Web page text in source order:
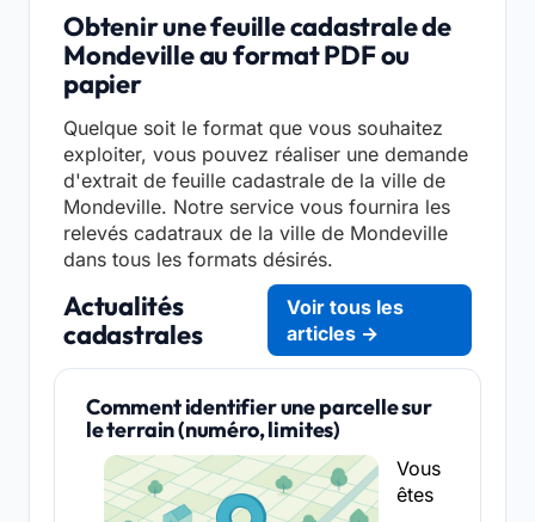
Obtenir une feuille cadastrale de
Mondeville au format PDF ou
papier
Quelque soit le format que vous souhaitez
exploiter, vous pouvez réaliser une demande
d'extrait de feuille cadastrale de la ville de
Mondeville. Notre service vous fournira les
relevés cadatraux de la ville de Mondeville
dans tous les formats désirés.
Actualités
cadastrales
Voir tous les
articles →
Comment identifier une parcelle sur
le terrain (numéro, limites)
Vous
êtes